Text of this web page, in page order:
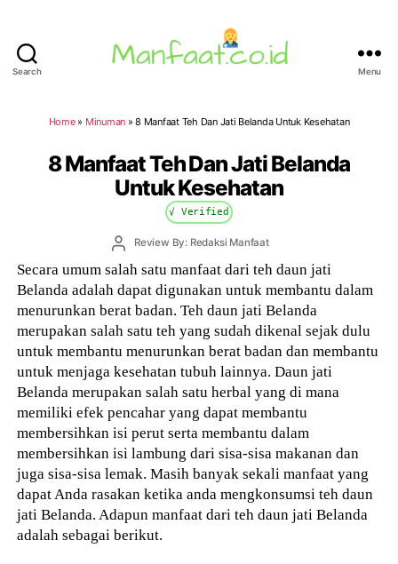
Search Menu
Home» Minuman »8 Manfaat Teh Dan Jati Belanda Untuk Kesehatan
8 Manfaat Teh Dan Jati Belanda
Untuk Kesehatan
√ Verified
PostReview By: Redaksi Manfaat
Secara umum salah satu manfaat dari teh daun jati
Belanda adalah dapat digunakan untuk membantu dalam
menurunkan berat badan. Teh daun jati Belanda
merupakan salah satu teh yang sudah dikenal sejak dulu
untuk membantu menurunkan berat badan dan membantu
untuk menjaga kesehatan tubuh lainnya. Daun jati
Belanda merupakan salah satu herbal yang di mana
memiliki efek pencahar yang dapat membantu
membersihkan isi perut serta membantu dalam
membersihkan isi lambung dari sisa-sisa makanan dan
juga sisa-sisa lemak. Masih banyak sekali manfaat yang
dapat Anda rasakan ketika anda mengkonsumsi teh daun
jati Belanda. Adapun manfaat dari teh daun jati Belanda
adalah sebagai berikut.